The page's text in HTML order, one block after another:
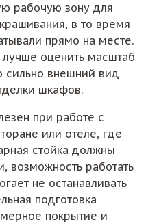
рабочую зону для
в то время
прямо на месте.
оценить масштаб
сильно внешний вид
шкафов.
при работе с
или отеле, где
стойка должны
возможность работать
не останавливать
подготовка
покрытие и